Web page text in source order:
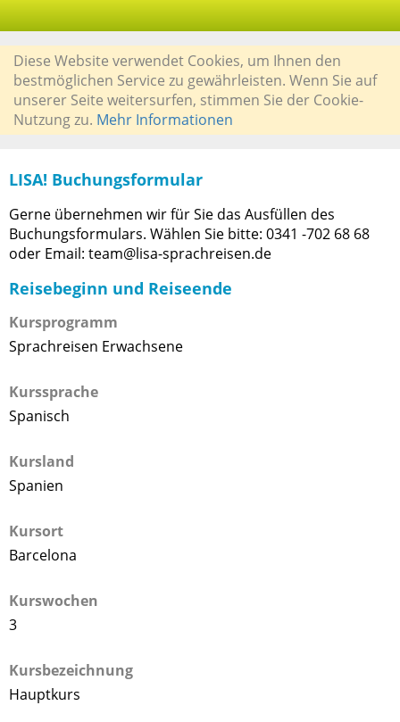
Diese Website verwendet Cookies, um Ihnen den
bestmöglichen Service zu gewährleisten. Wenn Sie auf
unserer Seite weitersurfen, stimmen Sie der Cookie-
Nutzung zu. Mehr Informationen
LISA! Buchungsformular
Gerne übernehmen wir für Sie das Ausfüllen des
Buchungsformulars. Wählen Sie bitte: 0341 -702 68 68
oder Email: team@lisa-sprachreisen.de
Reisebeginn und Reiseende
Kursprogramm
Sprachreisen Erwachsene
Kurssprache
Spanisch
Kursland
Spanien
Kursort
Barcelona
Kurswochen
3
Kursbezeichnung
Hauptkurs